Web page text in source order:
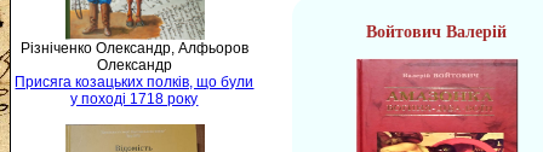
Різніченко Олександр, Алфьоров
Олександр
Присяга козацьких полків, що були
у поході 1718 року
Войтович Валерій